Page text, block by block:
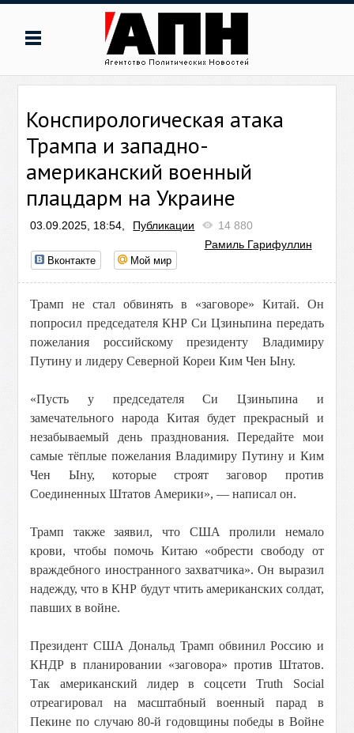
Конспирологическая атака
Трампа и западно-
американский военный
плацдарм на Украине
03.09.2025, 18:54, Публикации
14 880
Рамиль Гарифуллин
Вконтакте Мой мир
Трамп не стал обвинять в «заговоре» Китай. Он
попросил председателя КНР Си Цзиньпина передать
пожелания российскому президенту Владимиру
Путину и лидеру Северной Кореи Ким Чен Ыну.
«Пусть у председателя Си Цзиньпина и
замечательного народа Китая будет прекрасный и
незабываемый день празднования. Передайте мои
самые тёплые пожелания Владимиру Путину и Ким
Чен Ыну, которые строят заговор против
Соединенных Штатов Америки», — написал он.
Трамп также заявил, что США пролили немало
крови, чтобы помочь Китаю «обрести свободу от
враждебного иностранного захватчика». Он выразил
надежду, что в КНР будут чтить американских солдат,
павших в войне.
Президент США Дональд Трамп обвинил Россию и
КНДР в планировании «заговора» против Штатов.
Так американский лидер в соцсети Truth Social
отреагировал на масштабный военный парад в
Пекине по случаю 80-й годовщины победы в Войне